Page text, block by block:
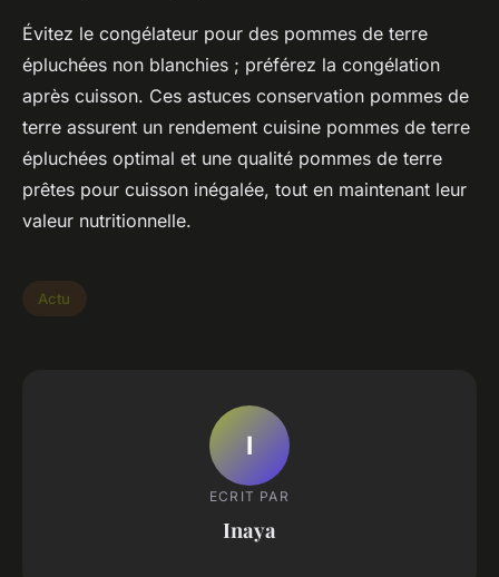
Évitez le congélateur pour des pommes de terre
épluchées non blanchies ; préférez la congélation
après cuisson. Ces astuces conservation pommes de
terre assurent un rendement cuisine pommes de terre
épluchées optimal et une qualité pommes de terre
prêtes pour cuisson inégalée, tout en maintenant leur
valeur nutritionnelle.
Actu
I
ECRIT PAR
Inaya